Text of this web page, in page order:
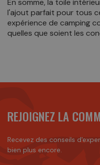
En somme, la toile
l'ajout parfait pour tous
expérience de camping
quelles que soient les
REJOIGNEZ LA
Recevez des conseils
bien plus encore.